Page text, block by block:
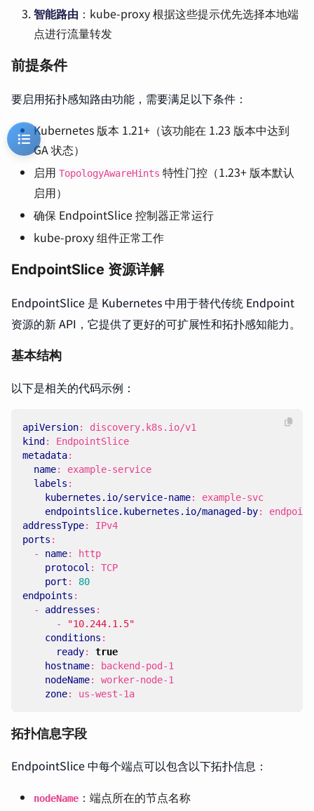
智能路由 ：kube-proxy 根据这些提示优先选择本地端
点进行流量转发
前提条件
要启用拓扑感知路由功能，需要满足以下条件：
Kubernetes 版本 1.21+（该功能在 1.23 版本中达到
GA 状态）
启用 TopologyAwareHints 特性门控（1.23+ 版本默认
启用）
确保 EndpointSlice 控制器正常运行
kube-proxy 组件正常工作
EndpointSlice 资源详解
EndpointSlice 是 Kubernetes 中用于替代传统 Endpoint
资源的新 API，它提供了更好的可扩展性和拓扑感知能力。
基本结构
以下是相关的代码示例：
apiVersion:
discovery.k8s.io/v1
kind :
EndpointSlice
metadata:
name:
example-service
labels :
kubernetes.io/service-name:
example-svc
endpointslice.kubernetes.io/managed-by:
addressType:
IPv4
ports :
- name:
http
protocol :
TCP
port :
80
endpoints :
- addresses :
-
"10.244.1.5"
conditions :
ready:
true
hostname:
backend-pod-1
nodeName:
worker-node-1
zone: us-west-1a
拓扑信息字段
EndpointSlice 中每个端点可以包含以下拓扑信息：
nodeName ：端点所在的节点名称